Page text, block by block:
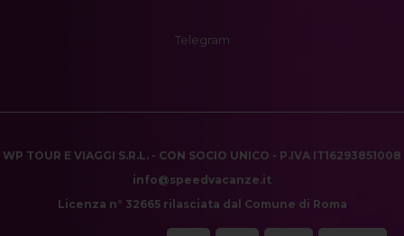
Telegram
WP TOUR E VIAGGI S.R.L. - CON SOCIO UNICO - P.IVA IT16293851008
info@speedvacanze.it
Licenza n° 32665 rilasciata dal Comune di Roma